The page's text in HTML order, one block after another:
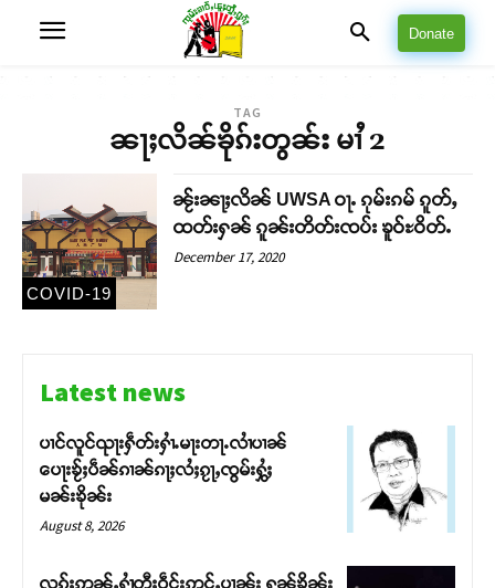
Donate
TAG
ၼႃႈလိၼ်ၶိုၵ်းတွၼ်း မၢႆ 2
COVID-19
ၼႂ်းၼႃႈလိၼ် UWSA ဝႃႉ ၵုမ်းၵမ် ၵူတ်ႇ
ထတ်းႁၼ် ၵူၼ်းတိတ်းၸပ်း ၶူဝ်ႊဝိတ်ႉ
December 17, 2020
Latest news
ပၢင်လူင်ၺႃးႁဵတ်းႁၢႆႉမႃးတႃႉလၢႆပၢၼ် ​​
ပေႃးၶႂ်ႈပဵၼ်ၵၢၼ်ၵႃႈလႆႈၵႂႃႇၸွမ်းႁွႆႈ
မၼ်းၶိုၼ်း
August 8, 2026
လုၵ်ႈဢွၼ်ႇႁၢႆတီႈဝဵင်းဢွင်ႇပၢၼ်း ႁၼ်ၶိုၼ်း